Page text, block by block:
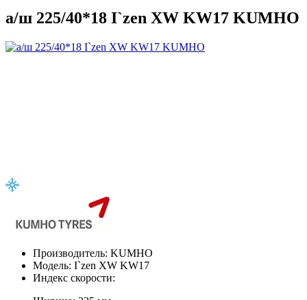
а/ш 225/40*18 I`zen XW KW17 KUMHO
Производитель: KUMHO
Модель: I`zen XW KW17
Индекс скорости: